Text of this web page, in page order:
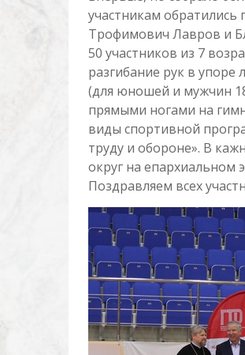
участникам обратились
Трофимович Лавров и
50 участников из 7
разгибание рук в упоре
(для юношей и мужчин
прямыми ногами на
виды спортивной
труду и обороне». В
округ на епархиальном
Поздравляем всех